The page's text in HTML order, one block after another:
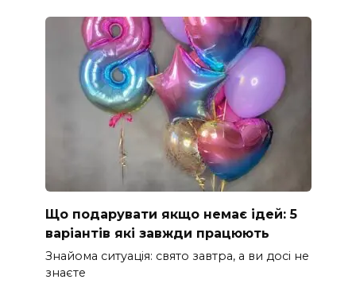
Що подарувати якщо немає ідей: 5
варіантів які завжди працюють
Знайома ситуація: свято завтра, а ви досі не
знаєте